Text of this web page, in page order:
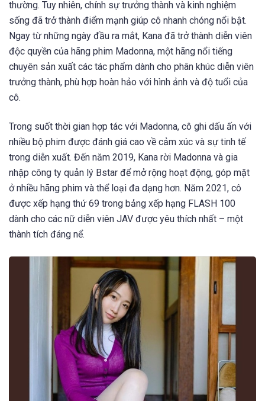
thường. Tuy nhiên, chính sự trưởng thành và kinh nghiệm
sống đã trở thành điểm mạnh giúp cô nhanh chóng nổi bật.
Ngay từ những ngày đầu ra mắt, Kana đã trở thành diễn viên
độc quyền của hãng phim Madonna, một hãng nổi tiếng
chuyên sản xuất các tác phẩm dành cho phân khúc diễn viên
trưởng thành, phù hợp hoàn hảo với hình ảnh và độ tuổi của
cô.
Trong suốt thời gian hợp tác với Madonna, cô ghi dấu ấn với
nhiều bộ phim được đánh giá cao về cảm xúc và sự tinh tế
trong diễn xuất. Đến năm 2019, Kana rời Madonna và gia
nhập công ty quản lý Bstar để mở rộng hoạt động, góp mặt
ở nhiều hãng phim và thể loại đa dạng hơn. Năm 2021, cô
được xếp hạng thứ 69 trong bảng xếp hạng FLASH 100
dành cho các nữ diễn viên JAV được yêu thích nhất – một
thành tích đáng nể.